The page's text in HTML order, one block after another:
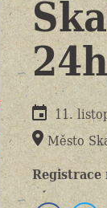
11.
Město
Registrace